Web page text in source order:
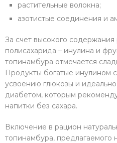
растительные волокна;
азотистые соединения и
За счет высокого содержания
полисахарида – инулина и
топинамбура отмечается
Продукты богатые инулином
усвоению глюкозы и
диабетом, которым
напитки без сахара.
Включение в рацион
топинамбура, предлагаемого